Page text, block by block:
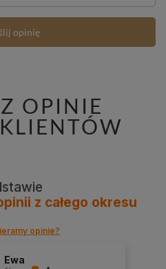
opinię
OPINIE
z całego okresu
opinie?
Ewa